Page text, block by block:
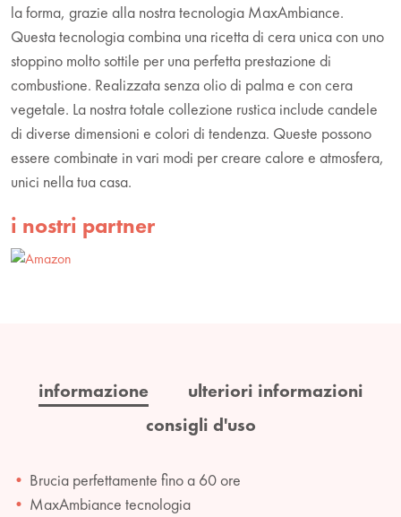
la forma, grazie alla nostra tecnologia MaxAmbiance.
Questa tecnologia combina una ricetta di cera unica con uno
stoppino molto sottile per una perfetta prestazione di
combustione. Realizzata senza olio di palma e con cera
vegetale. La nostra totale collezione rustica include candele
di diverse dimensioni e colori di tendenza. Queste possono
essere combinate in vari modi per creare calore e atmosfera,
unici nella tua casa.
i nostri partner
informazione
ulteriori informazioni
consigli d'uso
Brucia perfettamente fino a 60 ore
MaxAmbiance tecnologia